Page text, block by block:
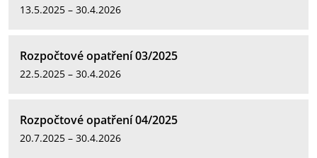
13.5.2025 – 30.4.2026
Rozpočtové opatření 03/2025
22.5.2025 – 30.4.2026
Rozpočtové opatření 04/2025
20.7.2025 – 30.4.2026